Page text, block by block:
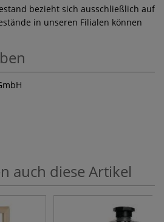
bezieht sich ausschließlich auf
in unseren Filialen können
auch diese Artikel